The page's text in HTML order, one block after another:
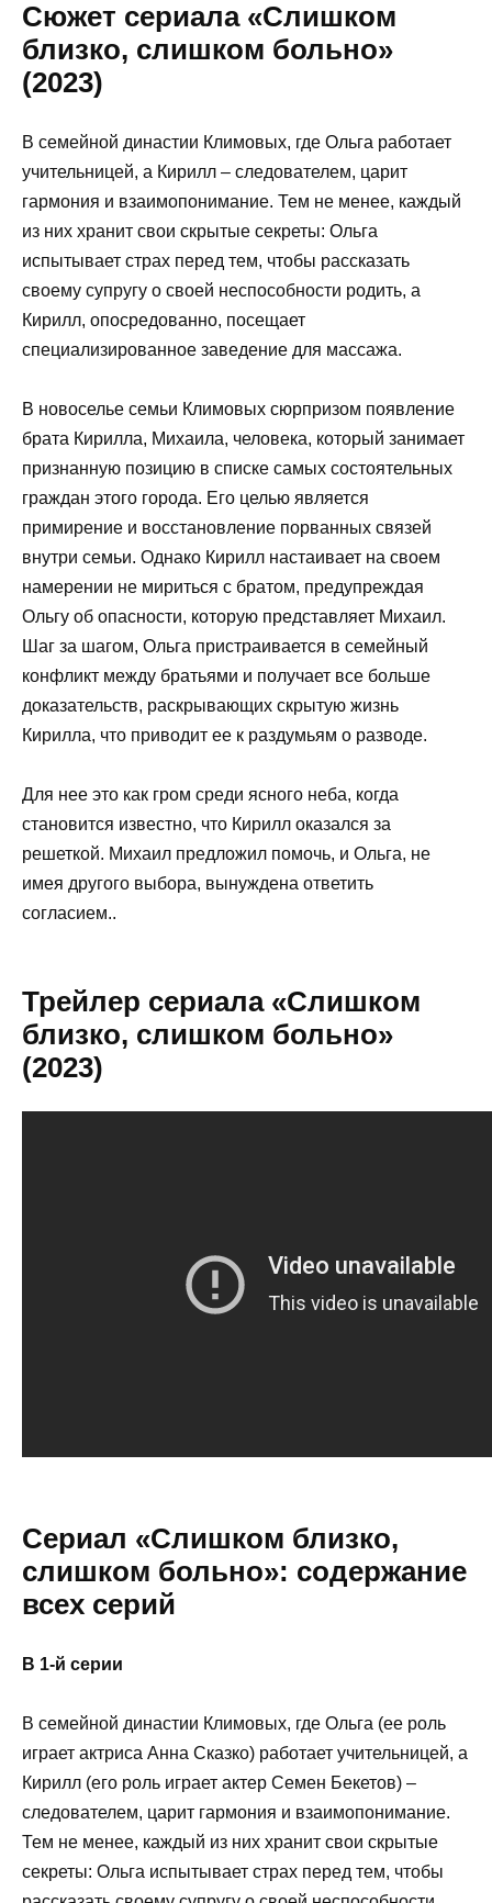
Сюжет сериала «Слишком
близко, слишком больно»
(2023)
В семейной династии Климовых, где Ольга работает
учительницей, а Кирилл – следователем, царит
гармония и взаимопонимание. Тем не менее, каждый
из них хранит свои скрытые секреты: Ольга
испытывает страх перед тем, чтобы рассказать
своему супругу о своей неспособности родить, а
Кирилл, опосредованно, посещает
специализированное заведение для массажа.
В новоселье семьи Климовых сюрпризом появление
брата Кирилла, Михаила, человека, который занимает
признанную позицию в списке самых состоятельных
граждан этого города. Его целью является
примирение и восстановление порванных связей
внутри семьи. Однако Кирилл настаивает на своем
намерении не мириться с братом, предупреждая
Ольгу об опасности, которую представляет Михаил.
Шаг за шагом, Ольга пристраивается в семейный
конфликт между братьями и получает все больше
доказательств, раскрывающих скрытую жизнь
Кирилла, что приводит ее к раздумьям о разводе.
Для нее это как гром среди ясного неба, когда
становится известно, что Кирилл оказался за
решеткой. Михаил предложил помочь, и Ольга, не
имея другого выбора, вынуждена ответить
согласием..
Трейлер сериала «Слишком
близко, слишком больно»
(2023)
Сериал «Слишком близко,
слишком больно»: содержание
всех серий
В 1-й серии
В семейной династии Климовых, где Ольга (ее роль
играет актриса Анна Сказко) работает учительницей, а
Кирилл (его роль играет актер Семен Бекетов) –
следователем, царит гармония и взаимопонимание.
Тем не менее, каждый из них хранит свои скрытые
секреты: Ольга испытывает страх перед тем, чтобы